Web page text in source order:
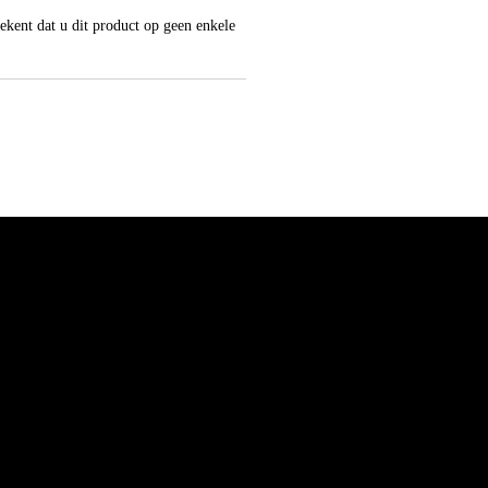
dat u dit product op geen enkele